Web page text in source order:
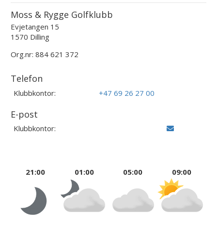
Moss & Rygge Golfklubb
Evjetangen 15
1570 Dilling
Org.nr: 884 621 372
Telefon
Klubbkontor: +47 69 26 27 00
E-post
Klubbkontor:
21:00 01:00 05:00 09:00